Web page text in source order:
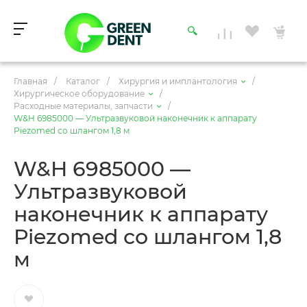
Главная / Каталог / Хирургия и имплантология
/
Хирургическое оборудование
/
Расходные материалы, запчасти
/
W&H 6985000 — Ультразвуковой наконечник к аппарату
Piezomed со шлангом 1,8 м
W&H 6985000 —
Ультразвуковой
наконечник к аппарату
Piezomed со шлангом 1,8
м